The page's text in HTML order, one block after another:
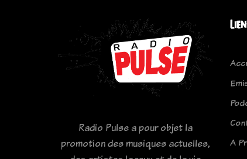
Radio Pulse a pour objet la
promotion des musiques actuelles,
A